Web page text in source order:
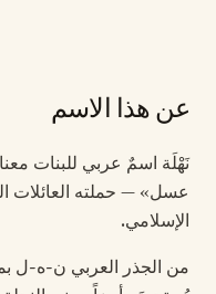
عن هذا الاسم
نَهْلَة اسمٌ عربي للبنات
عسل» — حملته العائلات
الإسلامي.
من الجذر العربي ن-ه-ل